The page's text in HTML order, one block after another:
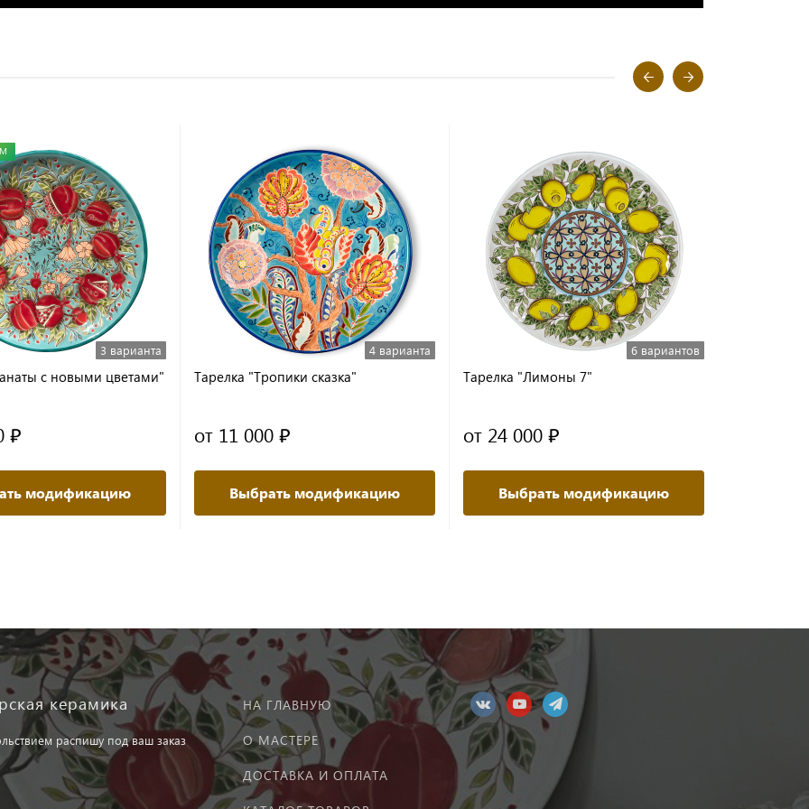
3 варианта
с новыми цветами"
₽
модификацию
4 варианта
Тарелка "Тропики сказка"
от 11 000 ₽
Выбрать модификацию
6 вариантов
Тарелка "Лимоны 7"
от 24 000 ₽
Выбрать модификацию
керамика
распишу под ваш заказ
НА ГЛАВНУЮ
О МАСТЕРЕ
ДОСТАВКА И ОПЛАТА